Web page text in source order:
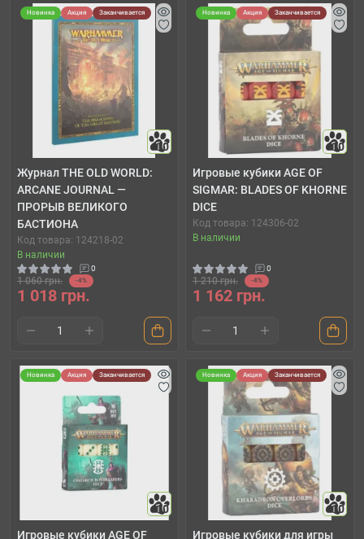
Новинка Акция Заканчивается
10
Журнал THE OLD WORLD:
ARCANE JOURNAL —
ПРОРЫВ ВЕЛИКОГО
БАСТИОНА
Код товара: 124218-02
В наличии
0
1 060 грн. -4%
1 018 грн.
Новинка Акция Заканчивается
10
Игровые кубики AGE OF
SIGMAR: BLADES OF KHORNE
DICE
Код товара: 124306-02
В наличии
0
1 210 грн. -4%
1 162 грн.
Новинка Акция Заканчивается
10
Игровые кубики AGE OF
Новинка Акция Заканчивается
10
Игровые кубики для игры